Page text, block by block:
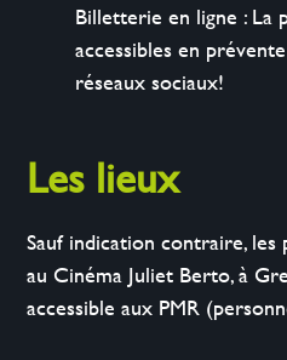
Billetterie en ligne : La
accessibles en
réseaux sociaux!
Les lieux
Sauf indication contraire,
au Cinéma Juliet Berto, à
accessible aux PMR